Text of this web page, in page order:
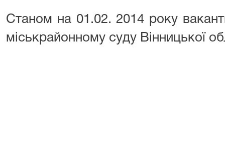
Станом на 01.02. 2014 року
міськрайонному суду Вінницької